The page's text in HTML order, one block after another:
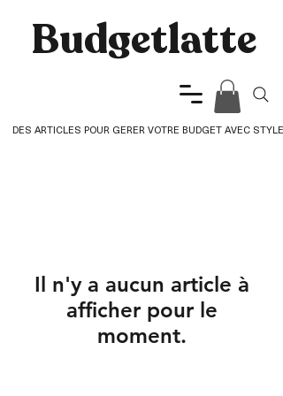
Budgetlatte​
DES ARTICLES POUR GERER VOTRE BUDGET AVEC STYLE
Il n'y a aucun article à
afficher pour le
moment.